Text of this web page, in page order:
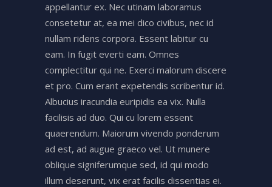
appellantur ex. Nec utinam laboramus
consetetur at, ea mei dico civibus, nec id
nullam ridens corpora. Essent labitur cu
eam. In fugit everti eam. Omnes
complectitur qui ne. Exerci malorum discere
et pro. Cum erant expetendis scribentur id.
Albucius iracundia euripidis ea vix. Nulla
facilisis ad duo. Qui cu lorem essent
quaerendum. Maiorum vivendo ponderum
ad est, ad augue graeco vel. Ut munere
oblique signiferumque sed, id qui modo
illum deserunt, vix erat facilis dissentias ei.